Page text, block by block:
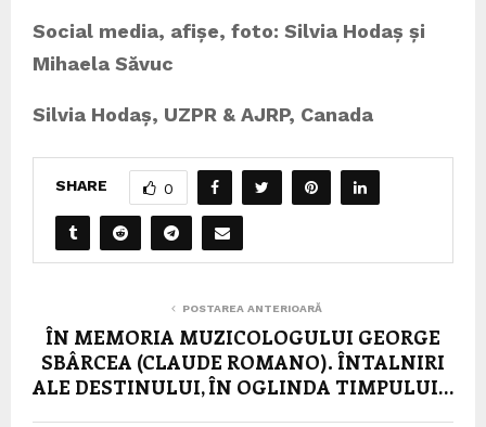
Social media, afișe, foto: Silvia Hodaș și
Mihaela Săvuc
Silvia Hodaș, UZPR & AJRP, Canada
SHARE 0
POSTAREA ANTERIOARĂ
ÎN MEMORIA MUZICOLOGULUI GEORGE
SBÂRCEA (CLAUDE ROMANO). ÎNTALNIRI
ALE DESTINULUI, ÎN OGLINDA TIMPULUI…